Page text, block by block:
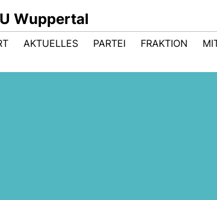
Wuppertal
AKTUELLES PARTEI FRAKTION